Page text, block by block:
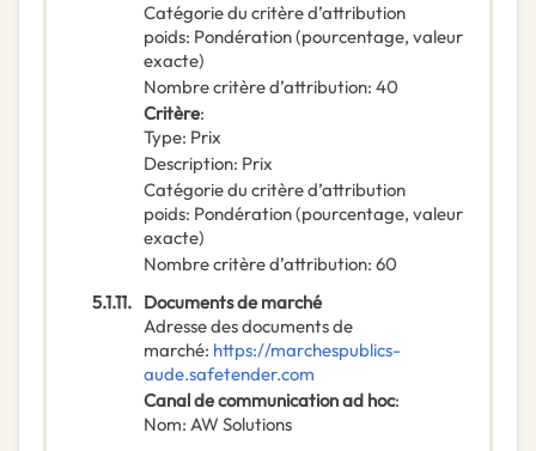
Catégorie du critère d’attribution
poids: Pondération (pourcentage, valeur
exacte)
Nombre critère d’attribution: 40
Critère:
Type: Prix
Description: Prix
Catégorie du critère d’attribution
poids: Pondération (pourcentage, valeur
exacte)
Nombre critère d’attribution: 60
5.1.11. Documents de marché
Adresse des documents de
marché: https://marchespublics-
aude.safetender.com
Canal de communication ad hoc:
Nom: AW Solutions